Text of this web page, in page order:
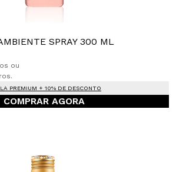
SPRAY 300 ML
ou
PREMIUM + 10% DE DESCONTO
COMPRAR AGORA